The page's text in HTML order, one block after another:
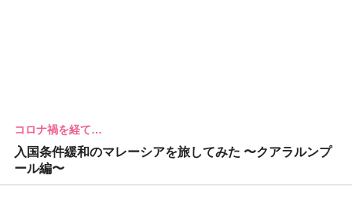
コロナ禍を経て…
入国条件緩和のマレーシアを旅してみた 〜クアラルンプ
ール編〜